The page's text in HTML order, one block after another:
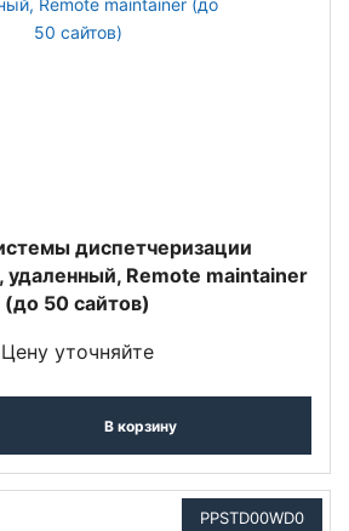
диспетчеризации
удаленный, Remote maintainer
(до 50 сайтов)
Цену уточняйте
В корзину
PPSTD00WD0